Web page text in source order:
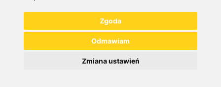
Zgoda
Odmawiam
Zmiana ustawień